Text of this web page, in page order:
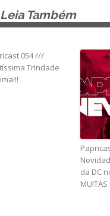
Leia Também
054 ///
Trindade
da DC